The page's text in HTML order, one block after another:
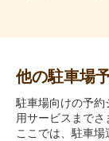
他の駐車場
駐車場向けの予約
用サービスまでさ
ここでは、駐車